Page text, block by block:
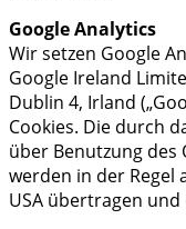
Google Analytics
Wir setzen Google
Google Ireland
Dublin 4, Irland
Cookies. Die durch
über Benutzung
werden in der Regel
USA übertragen